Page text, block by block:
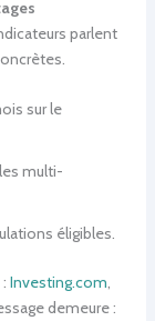
parlent
sur le
multi-
éligibles.
Investing.com,
demeure :